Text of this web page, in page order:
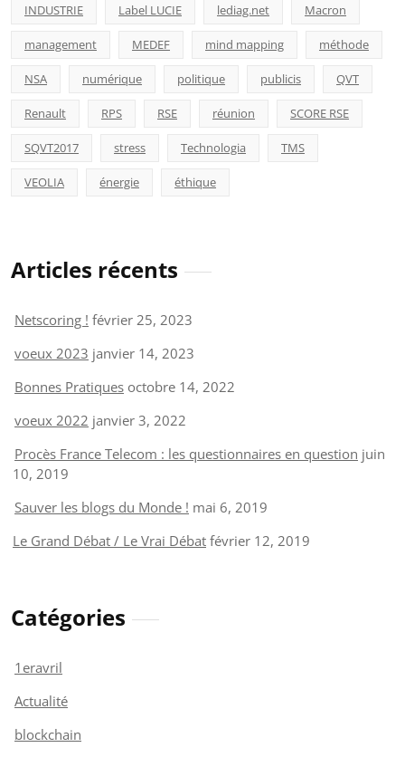
INDUSTRIE Label LUCIE lediag.net Macron
management MEDEF mind mapping méthode
NSA numérique politique publicis QVT
Renault RPS RSE réunion SCORE RSE
SQVT2017 stress Technologia TMS
VEOLIA énergie éthique
Articles récents
Netscoring ! février 25, 2023
voeux 2023 janvier 14, 2023
Bonnes Pratiques octobre 14, 2022
voeux 2022 janvier 3, 2022
Procès France Telecom : les questionnaires en question juin
10, 2019
Sauver les blogs du Monde ! mai 6, 2019
Le Grand Débat / Le Vrai Débat février 12, 2019
Catégories
1eravril
Actualité
blockchain